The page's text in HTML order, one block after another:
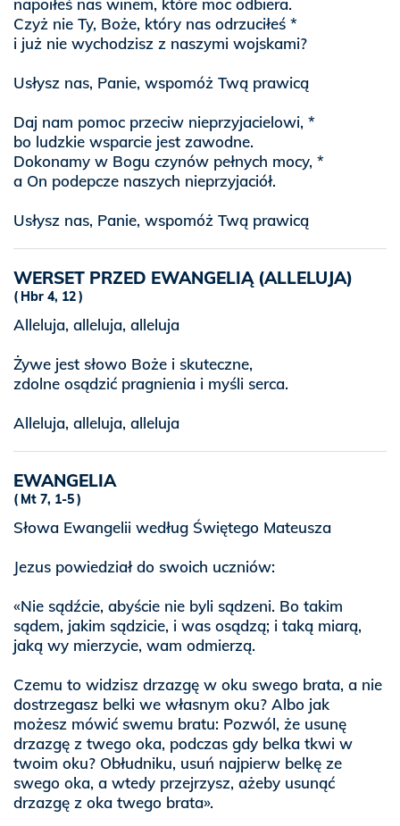
napoiłeś nas winem, które moc odbiera.
Czyż nie Ty, Boże, który nas odrzuciłeś *
i już nie wychodzisz z naszymi wojskami?
Usłysz nas, Panie, wspomóż Twą prawicą
Daj nam pomoc przeciw nieprzyjacielowi, *
bo ludzkie wsparcie jest zawodne.
Dokonamy w Bogu czynów pełnych mocy, *
a On podepcze naszych nieprzyjaciół.
Usłysz nas, Panie, wspomóż Twą prawicą
WERSET PRZED EWANGELIĄ (ALLELUJA)
Hbr 4, 12
Alleluja, alleluja, alleluja
Żywe jest słowo Boże i skuteczne,
zdolne osądzić pragnienia i myśli serca.
Alleluja, alleluja, alleluja
EWANGELIA
Mt 7, 1-5
Słowa Ewangelii według Świętego Mateusza
Jezus powiedział do swoich uczniów:
«Nie sądźcie, abyście nie byli sądzeni. Bo takim
sądem, jakim sądzicie, i was osądzą; i taką miarą,
jaką wy mierzycie, wam odmierzą.
Czemu to widzisz drzazgę w oku swego brata, a nie
dostrzegasz belki we własnym oku? Albo jak
możesz mówić swemu bratu: Pozwól, że usunę
drzazgę z twego oka, podczas gdy belka tkwi w
twoim oku? Obłudniku, usuń najpierw belkę ze
swego oka, a wtedy przejrzysz, ażeby usunąć
drzazgę z oka twego brata».